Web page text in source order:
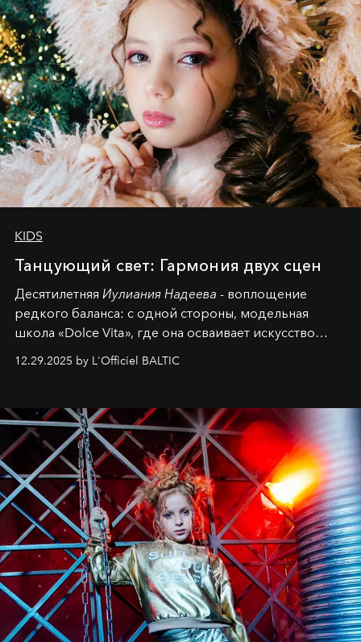
KIDS
Танцующий свет: Гармония двух сцен
Десятилетняя Иулиания Надеева - воплощение
редкого баланса: с одной стороны, модельная
школа «Dolce Vita», где она осваивает искусство
позы и образа, с другой - подготовительная
балетная студия при хореографическом училище,
танцевального пути за плечами.
12.29.2025 by L'Officiel BALTIC